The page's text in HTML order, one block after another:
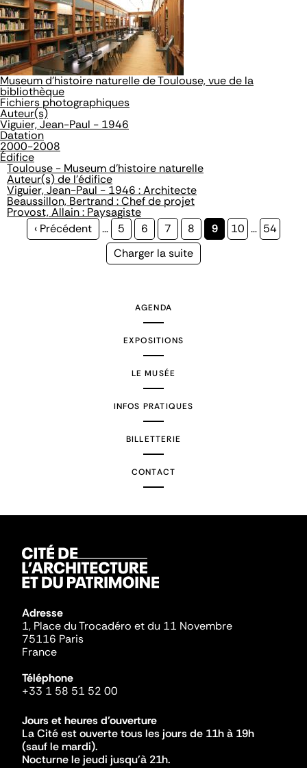
Museum d'histoire naturelle de Toulouse, vue de la
bibliothèque
Fichiers photographiques
Auteur(s)
Viguier, Jean-Paul - 1946
Datation
2000-2008
Édifice
Toulouse - Museum d'histoire naturelle
Auteur(s) de l'édifice
Viguier, Jean-Paul - 1946 : Architecte
Beaussillon, Bertrand : Chef de projet
Provost, Allain : Paysagiste
Page
‹ Précédent … Page
5 Page
6 Page
7 Page
8
Page
9 Page
10 … Page
54
Page
Charger la suite
AGENDA
EXPOSITIONS
LE MUSÉE
INFOS PRATIQUES
BILLETTERIE
CONTACT
Adresse
1, Place du Trocadéro et du 11 Novembre
75116 Paris
France
Téléphone
+33 1 58 51 52 00
Jours et heures d'ouverture
La Cité est ouverte tous les jours de 11h à 19h
(sauf le mardi).
Nocturne le jeudi jusqu'à 21h.